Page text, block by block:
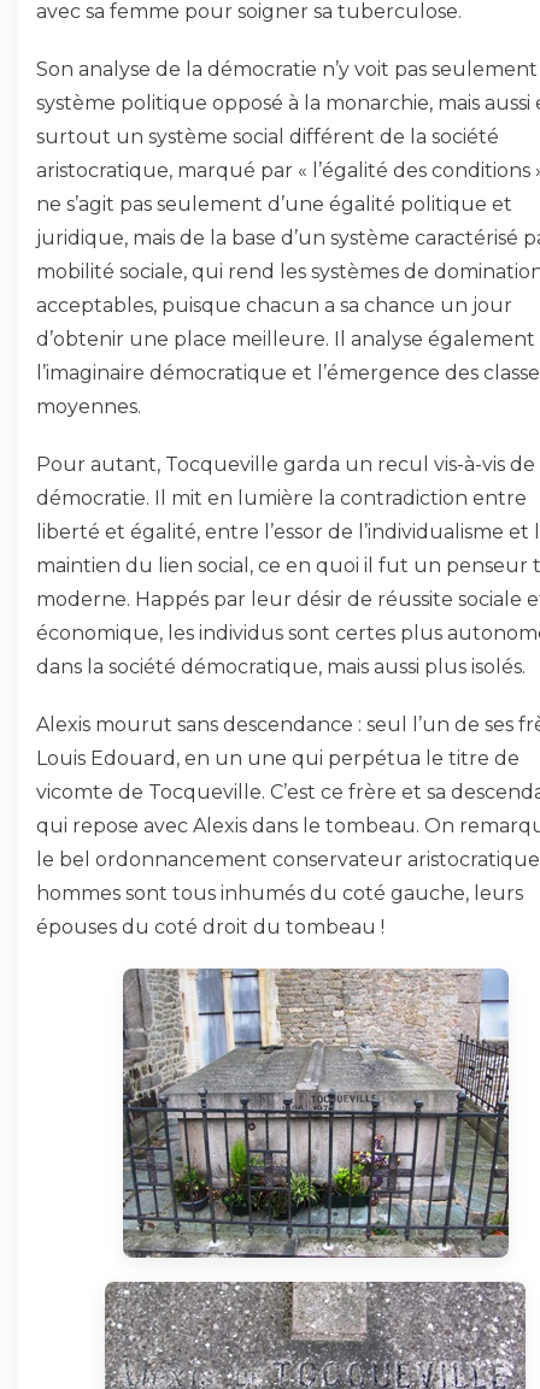
avec sa femme pour soigner sa tuberculose.
Son analyse de la démocratie n’y voit pas
système politique opposé à la monarchie, mais aussi
surtout un système social différent de la société
aristocratique, marqué par « l’égalité des conditions
ne s’agit pas seulement d’une égalité politique et
juridique, mais de la base d’un système caractérisé
mobilité sociale, qui rend les systèmes de
acceptables, puisque chacun a sa chance un jour
d’obtenir une place meilleure. Il analyse également
l’imaginaire démocratique et l’émergence des
moyennes.
Pour autant, Tocqueville garda un recul vis-à-vis de
démocratie. Il mit en lumière la contradiction entre
liberté et égalité, entre l’essor de l’individualisme et
maintien du lien social, ce en quoi il fut un penseur
moderne. Happés par leur désir de réussite sociale
économique, les individus sont certes plus
dans la société démocratique, mais aussi plus isolés.
Alexis mourut sans descendance : seul l’un de ses
Louis Edouard, en un une qui perpétua le titre de
vicomte de Tocqueville. C’est ce frère et sa
qui repose avec Alexis dans le tombeau. On
le bel ordonnancement conservateur aristocratique
hommes sont tous inhumés du coté gauche, leurs
épouses du coté droit du tombeau !